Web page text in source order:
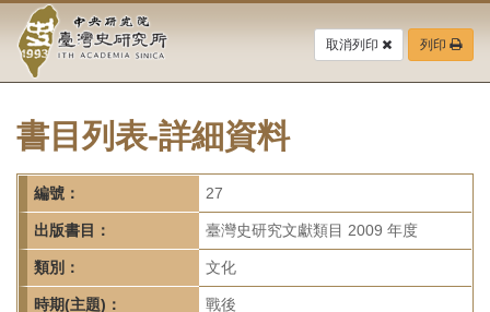
要
中
央
研
究
院-
臺
灣
取消列印 列印
書目列表-詳細資料
編號： 27
出版書目： 臺灣史研究文獻類目 2009 年度
類別： 文化
時期(主題)： 戰後